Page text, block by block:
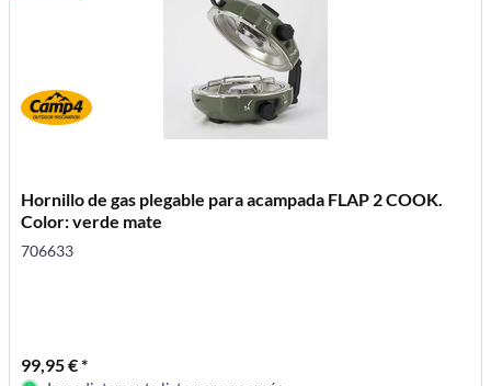
Hornillo de gas plegable para acampada FLAP 2 COOK.
Color: verde mate
706633
99,95 € *